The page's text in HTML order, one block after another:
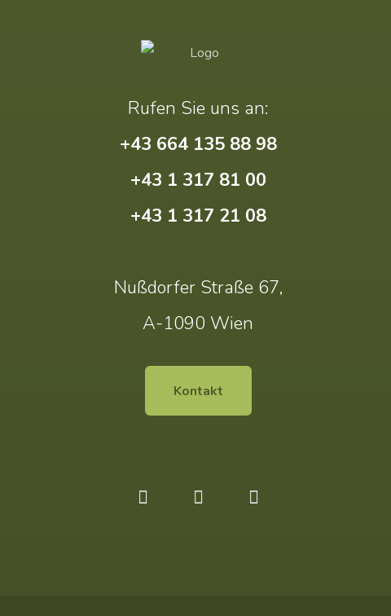
Rufen Sie uns an:
+43 664 135 88 98
+43 1 317 81 00
+43 1 317 21 08
Nußdorfer Straße 67,
A-1090 Wien
Kontakt